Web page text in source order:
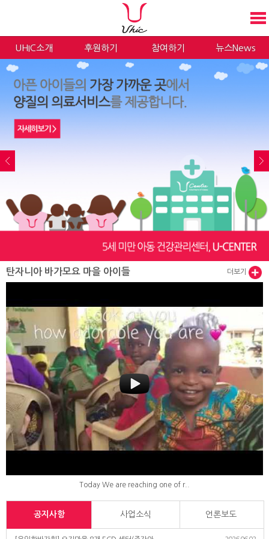
UHIC소개 후원하기 참여하기 뉴스News
탄자니아 바가모요 마을 아이들 더보기
Today We are reaching one of r..
공지사항 사업소식 언론보도